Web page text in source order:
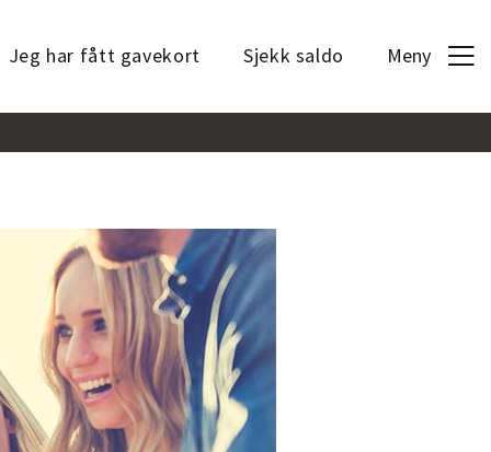
Jeg har fått gavekort Sjekk saldo Meny